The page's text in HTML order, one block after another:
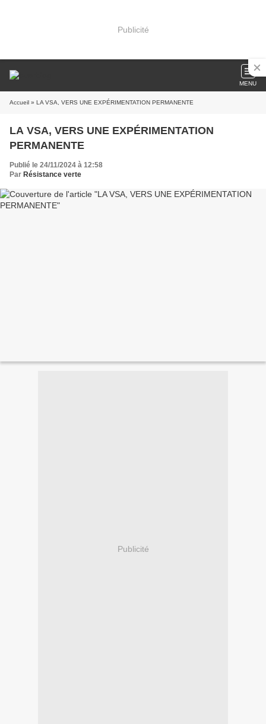
Publicité
MENU
Accueil » LA VSA, VERS UNE EXPÉRIMENTATION PERMANENTE
LA VSA, VERS UNE EXPÉRIMENTATION
PERMANENTE
Publié le 24/11/2024 à 12:58
Par Résistance verte
Publicité